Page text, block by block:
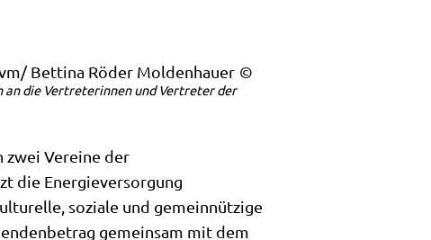
Bettina Röder Moldenhauer
an die Vertreterinnen und Vertreter der
zwei Vereine der
die Energieversorgung
soziale und gemeinnützige
gemeinsam mit dem